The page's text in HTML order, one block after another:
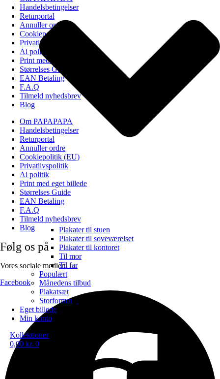
Plakater til stuen
Plakater til soveværelset
Plakater til kontoret
Til mor
Til far
Populært
Månedens tilbud
Plakatsæt
Storformat
Eget billede
Min konto
Kollektioner
0,00 kr. 0
Handelsbetingelser
Returportal
Annuller ordre
Cookiepolitik (EU)
Privatlivspolitik
Ai politik
Print med eget billede
Størrelses Guide
EAN Betaling
F.A.Q
Tilmeld nyhedsbrev
Blog
Om PAPAPAPA
Handelsbetingelser
Returportal
Annuller ordre
Cookiepolitik (EU)
Privatlivspolitik
Ai politik
Print med eget billede
Størrelses Guide
EAN Betaling
F.A.Q
Tilmeld nyhedsbrev
Blog
Følg os på
Vores sociale medier:
Facebook